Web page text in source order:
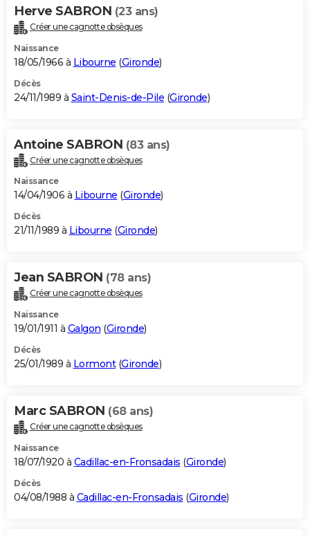
Herve SABRON (23 ans)
Créer une cagnotte obsèques
Naissance
18/05/1966 à Libourne (Gironde)
Décès
24/11/1989 à Saint-Denis-de-Pile (Gironde)
Antoine SABRON (83 ans)
Créer une cagnotte obsèques
Naissance
14/04/1906 à Libourne (Gironde)
Décès
21/11/1989 à Libourne (Gironde)
Jean SABRON (78 ans)
Créer une cagnotte obsèques
Naissance
19/01/1911 à Galgon (Gironde)
Décès
25/01/1989 à Lormont(Gironde)
Marc SABRON (68 ans)
Créer une cagnotte obsèques
Naissance
18/07/1920 à Cadillac-en-Fronsadais (Gironde)
Décès
04/08/1988 à Cadillac-en-Fronsadais (Gironde)